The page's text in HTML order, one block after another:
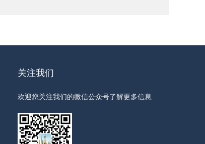
关注我们
欢迎您关注我们的微信公众号了解更多信息